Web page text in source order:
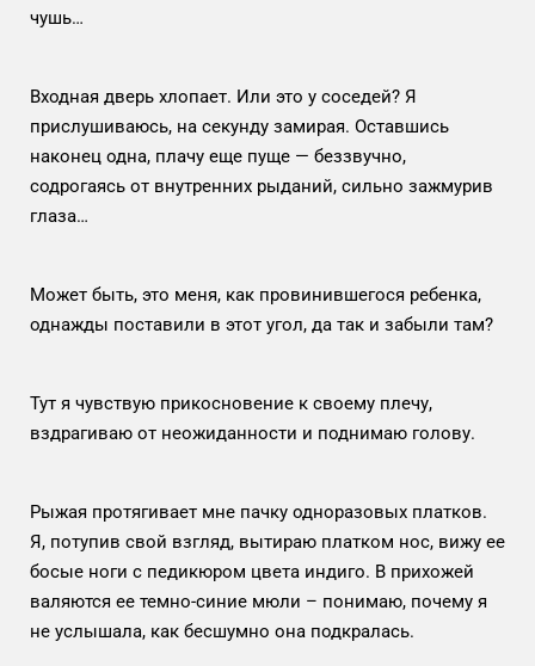
чушь…
Входная дверь хлопает. Или это у соседей? Я
прислушиваюсь, на секунду замирая. Оставшись
наконец одна, плачу еще пуще — беззвучно,
содрогаясь от внутренних рыданий, сильно зажмурив
глаза…
Может быть, это меня, как провинившегося ребенка,
однажды поставили в этот угол, да так и забыли там?
Тут я чувствую прикосновение к своему плечу,
вздрагиваю от неожиданности и поднимаю голову.
Рыжая протягивает мне пачку одноразовых платков.
Я, потупив свой взгляд, вытираю платком нос, вижу ее
босые ноги с педикюром цвета индиго. В прихожей
валяются ее темно-синие мюли – понимаю, почему я
не услышала, как бесшумно она подкралась.